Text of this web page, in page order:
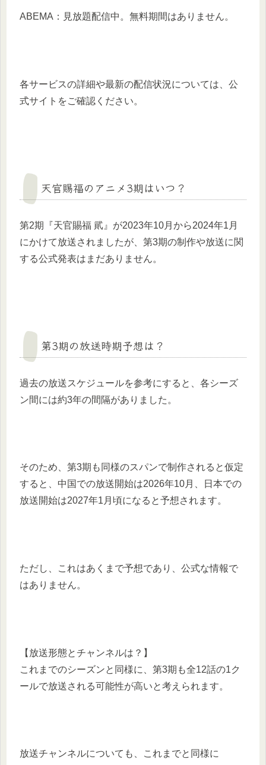
ABEMA：見放題配信中。無料期間はありません。
各サービスの詳細や最新の配信状況については、公
式サイトをご確認ください。
天官賜福のアニメ3期はいつ？
第2期『天官賜福 貮』が2023年10月から2024年1月
にかけて放送されましたが、第3期の制作や放送に関
する公式発表はまだありません。
第3期の放送時期予想は？
過去の放送スケジュールを参考にすると、各シーズ
ン間には約3年の間隔がありました。
そのため、第3期も同様のスパンで制作されると仮定
すると、中国での放送開始は2026年10月、日本での
放送開始は2027年1月頃になると予想されます。
ただし、これはあくまで予想であり、公式な情報で
はありません。
【放送形態とチャンネルは？】
これまでのシーズンと同様に、第3期も全12話の1ク
ールで放送される可能性が高いと考えられます。
放送チャンネルについても、これまでと同様に